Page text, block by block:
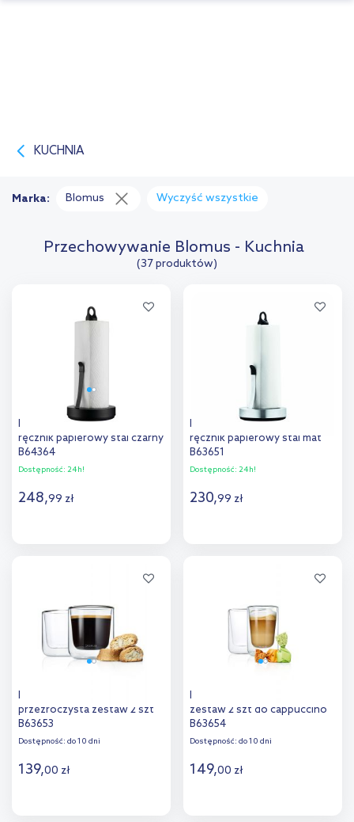
KUCHNIA
Przechowywanie Blomus - Kuchnia
(37 produktów)
Marka: Blomus Wyczyść wszystkie
Blomus Loop stojak na
ręcznik papierowy stal czarny
B64364
Dostępność: 24h!
248,99 zł
porównania
Blomus Loop stojak na
ręcznik papierowy stal mat
B63651
Dostępność: 24h!
230,99 zł
porównania
Blomus Nero szklanka 200 ml
przezroczysta zestaw 2 szt
B63653
Dostępność: do 10 dni
139,00 zł
Blomus Nero szklanka 250 ml
zestaw 2 szt do cappuccino
B63654
Dostępność: do 10 dni
149,00 zł